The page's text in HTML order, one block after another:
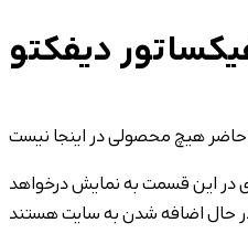
دیفکتو
هیچ محصولی در اینجا نیست
این قسمت به نمایش درخواهد